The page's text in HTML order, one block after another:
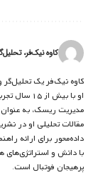
کاوه نیک‌فر،
کاوه نیک‌فر یک
او با بیش
مدیریت ریسک، به
مقالات تحلیلی او در
داده‌محور برای ارائه
با دانش و استراتژی‌های
پرهیجان فوتبال است.